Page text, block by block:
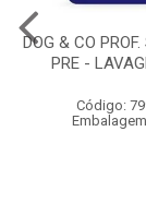
DOG & CO
PRE -
Código: